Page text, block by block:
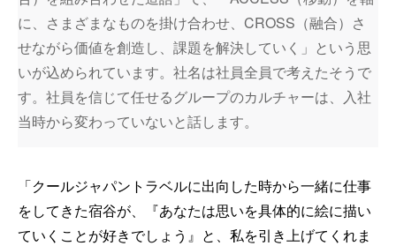
に、さまざまなものを掛け合わせ、CROSS（融合）さ
せながら価値を創造し、課題を解決していく」という思
いが込められています。社名は社員全員で考えたそうで
す。社員を信じて任せるグループのカルチャーは、入社
当時から変わっていないと話します。
「クールジャパントラベルに出向した時から一緒に仕事
をしてきた宿谷が、『あなたは思いを具体的に絵に描い
ていくことが好きでしょう』と、私を引き上げてくれま